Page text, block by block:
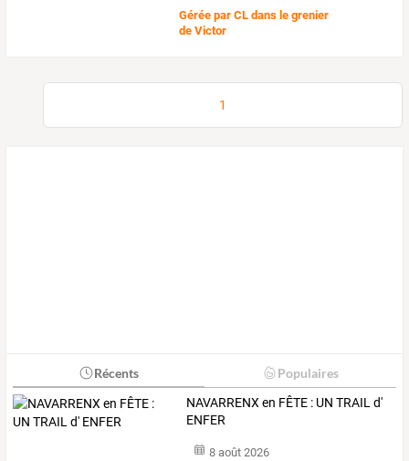
Gérée parCL dans le grenier
de Victor
1
Récents Populaires
NAVARRENX en FÊTE : UN TRAIL d'
ENFER
8 août 2026